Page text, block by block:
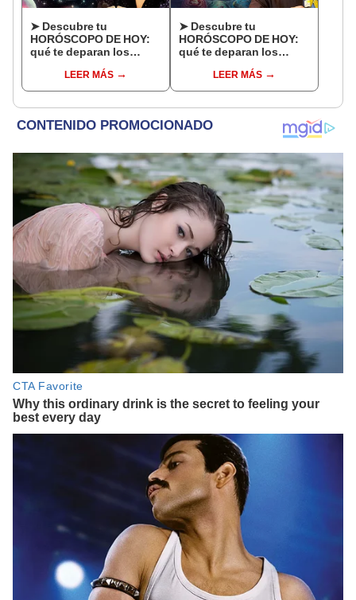
➤ Descubre tu
HORÓSCOPO DE HOY:
qué te deparan los
agosto, según Jhan
Sandoval
LEER MÁS
➤ Descubre tu
HORÓSCOPO DE HOY:
qué te deparan los
de agosto, según Jhan
Sandoval
LEER MÁS